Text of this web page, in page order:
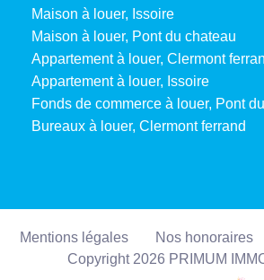
Maison à louer, Issoire
Maison à louer, Pont du chateau
Appartement à louer, Clermont
Appartement à louer, Issoire
Fonds de commerce à louer, Pont
Bureaux à louer, Clermont ferrand
Mentions légales Nos honoraires
Copyright 2026 PRIMUM